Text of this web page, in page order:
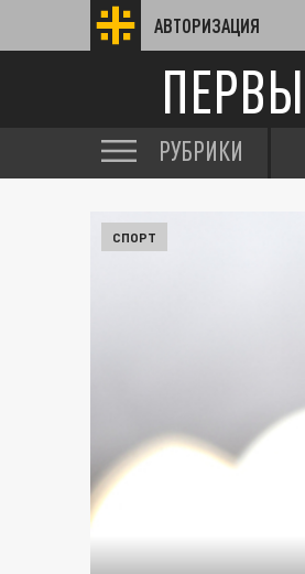
АВТОРИЗАЦИЯ
РУБРИКИ
СПОРТ